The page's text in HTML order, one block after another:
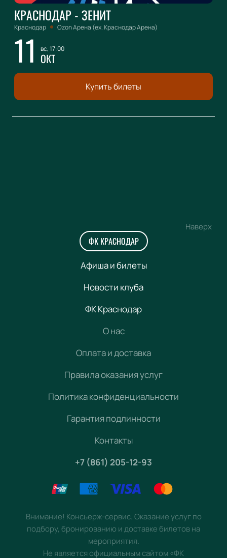
КРАСНОДАР - ЗЕНИТ
Краснодар Ozon Арена (ex. Краснодар Арена)
11 вс, 17:00
ОКТ
Купить билеты
Наверх
ФК КРАСНОДАР
Афиша и билеты
Новости клуба
ФК Краснодар
О нас
Оплата и доставка
Правила оказания услуг
Политика конфиденциальности
Гарантия подлинности
Контакты
+7 (861) 205-12-93
Внимание! Консьерж-сервис. Оказание услуг по
подбору, бронированию и доставке билетов на
мероприятия.
Не является официальным сайтом «ФК